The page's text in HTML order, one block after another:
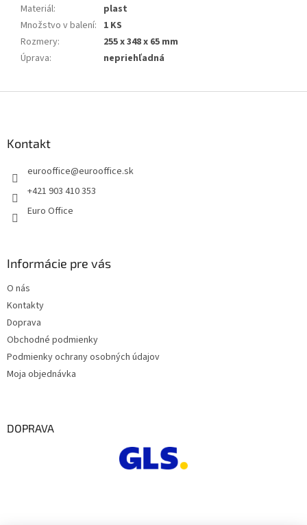
Materiál:
plast
Množstvo v balení: 1 KS
Rozmery:
255 x 348 x 65 mm
Úprava: nepriehľadná
Kontakt
eurooffice@eurooffice.sk
+421 903 410 353
Euro Office
Informácie pre vás
O nás
Kontakty
Doprava
Obchodné podmienky
Podmienky ochrany osobných údajov
Moja objednávka
DOPRAVA